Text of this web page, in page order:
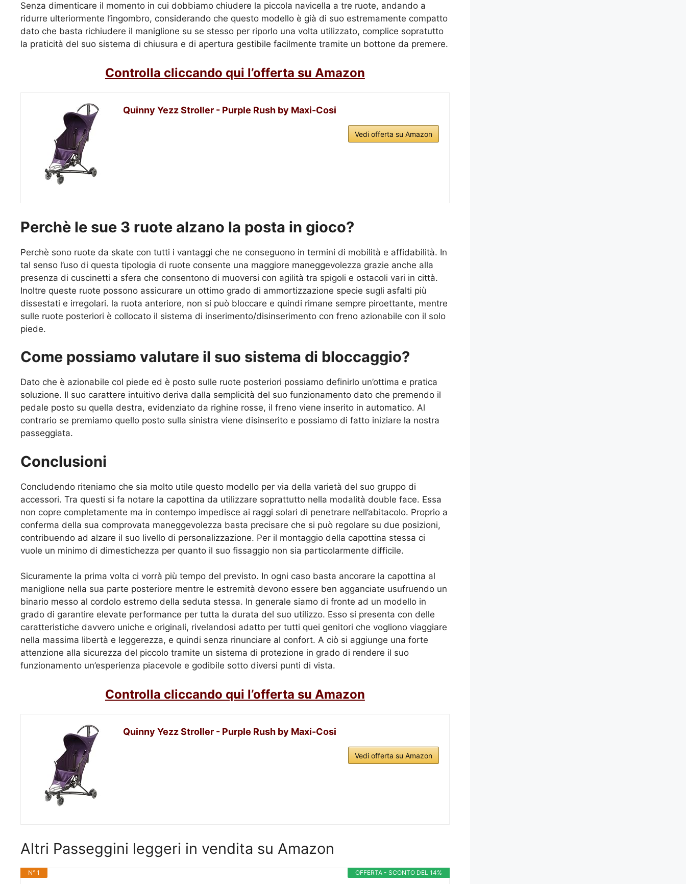
Senza dimenticare il momento in cui dobbiamo chiudere la piccola navicella a tre ruote, andando a
ridurre ulteriormente l’ingombro, considerando che questo modello è già di suo estremamente compatto
dato che basta richiudere il maniglione su se stesso per riporlo una volta utilizzato, complice sopratutto
la praticità del suo sistema di chiusura e di apertura gestibile facilmente tramite un bottone da premere.
Controlla cliccando qui l’offerta su Amazon
Quinny Yezz Stroller - Purple Rush by Maxi-Cosi
Vedi offerta su Amazon
Perchè le sue 3 ruote alzano la posta in gioco?
Perchè sono ruote da skate con tutti i vantaggi che ne conseguono in termini di mobilità e affidabilità. In
tal senso l’uso di questa tipologia di ruote consente una maggiore maneggevolezza grazie anche alla
presenza di cuscinetti a sfera che consentono di muoversi con agilità tra spigoli e ostacoli vari in città.
Inoltre queste ruote possono assicurare un ottimo grado di ammortizzazione specie sugli asfalti più
dissestati e irregolari. la ruota anteriore, non si può bloccare e quindi rimane sempre piroettante, mentre
sulle ruote posteriori è collocato il sistema di inserimento/disinserimento con freno azionabile con il solo
piede.
Come possiamo valutare il suo sistema di bloccaggio?
Dato che è azionabile col piede ed è posto sulle ruote posteriori possiamo definirlo un’ottima e pratica
soluzione. Il suo carattere intuitivo deriva dalla semplicità del suo funzionamento dato che premendo il
pedale posto su quella destra, evidenziato da righine rosse, il freno viene inserito in automatico. Al
contrario se premiamo quello posto sulla sinistra viene disinserito e possiamo di fatto iniziare la nostra
passeggiata.
Conclusioni
Concludendo riteniamo che sia molto utile questo modello per via della varietà del suo gruppo di
accessori. Tra questi si fa notare la capottina da utilizzare soprattutto nella modalità double face. Essa
non copre completamente ma in contempo impedisce ai raggi solari di penetrare nell’abitacolo. Proprio a
conferma della sua comprovata maneggevolezza basta precisare che si può regolare su due posizioni,
contribuendo ad alzare il suo livello di personalizzazione. Per il montaggio della capottina stessa ci
vuole un minimo di dimestichezza per quanto il suo fissaggio non sia particolarmente difficile.
Sicuramente la prima volta ci vorrà più tempo del previsto. In ogni caso basta ancorare la capottina al
maniglione nella sua parte posteriore mentre le estremità devono essere ben agganciate usufruendo un
binario messo al cordolo estremo della seduta stessa. In generale siamo di fronte ad un modello in
grado di garantire elevate performance per tutta la durata del suo utilizzo. Esso si presenta con delle
caratteristiche davvero uniche e originali, rivelandosi adatto per tutti quei genitori che vogliono viaggiare
nella massima libertà e leggerezza, e quindi senza rinunciare al confort. A ciò si aggiunge una forte
attenzione alla sicurezza del piccolo tramite un sistema di protezione in grado di rendere il suo
funzionamento un’esperienza piacevole e godibile sotto diversi punti di vista.
Controlla cliccando qui l’offerta su Amazon
Quinny Yezz Stroller - Purple Rush by Maxi-Cosi
Vedi offerta su Amazon
Altri Passeggini leggeri in vendita su Amazon
OFFERTA - SCONTO DEL 14%
N° 1